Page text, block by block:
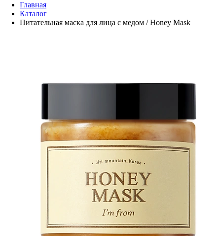
Главная
Каталог
Питательная маска для лица с медом / Honey Mask